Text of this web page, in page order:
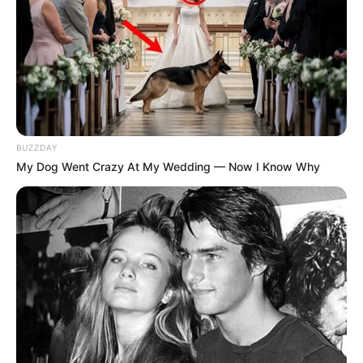
A 24.hu szintén arról írt, hogy Hadházy szerint
Taraczky időközben jelentős állami megbízásokat
kapott, például a Citadella és a Szabadság-szobor
keresztjének megtervezéséhez kapcsolódó
ügyekben is előkerült a neve.
Ez önmagában nem bizonyít szabálytalanságot, de
politikailag érzékennyé teszi az ügyet. Ha egy
építész egy miniszterelnöki családhoz kötött,
vitatott beruházás főtervezőjeként szerepel,
miközben cége jelentős állami megbízásokhoz jut,
akkor a nyilvánosság joggal vár átlátható
válaszokat.
BUZZDAY
My Dog Went Crazy At My Wedding — Now I Know Why